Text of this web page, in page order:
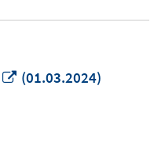
In
(01.03.2024)